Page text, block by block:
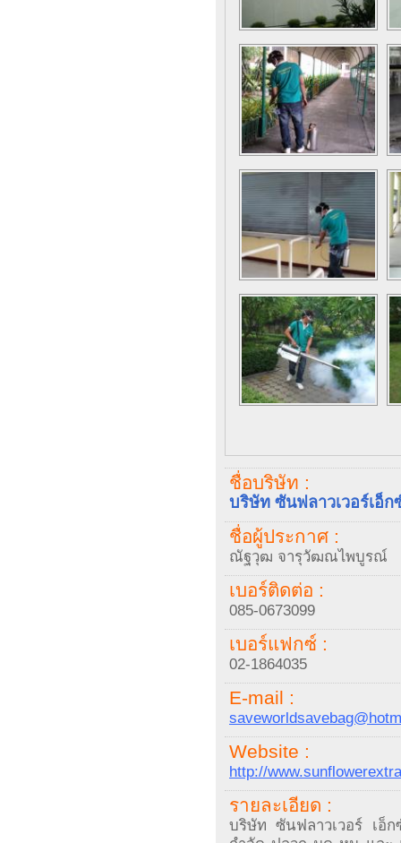
ชื่อบริษัท :
บริษัท ซันฟลาวเวอร์เอ็ก
ชื่อผู้ประกาศ :
ณัฐวุฒ จารุวัฒณไพบูรณ์
เบอร์ติดต่อ :
085-0673099
เบอร์แฟกซ์ :
02-1864035
E-mail :
Website :
http://
รายละเอียด :
บริษัท ซันฟลาวเวอร์ เอ็ก